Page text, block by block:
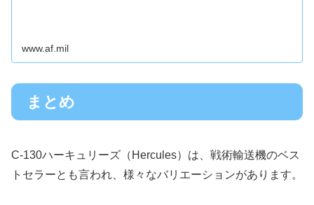
www.af.mil
まとめ
C-130ハーキュリーズ（Hercules）は、戦術輸送機のベス
トセラーとも言われ、様々なバリエーションがあります。